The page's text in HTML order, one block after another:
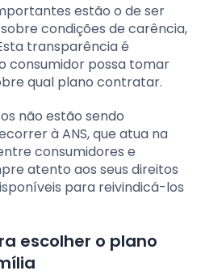
estão o de ser
condições de carência,
transparência é
consumidor possa tomar
qual plano contratar.
não estão sendo
à ANS, que atua na
consumidores e
atento aos seus direitos
para reivindicá-los
escolher o plano